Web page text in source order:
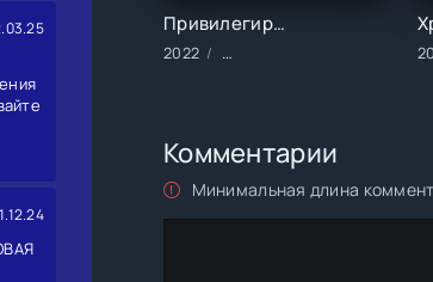
Привилегированные ()
2022 Фильмы/2022 год/
Комментарии
Минимальная длина